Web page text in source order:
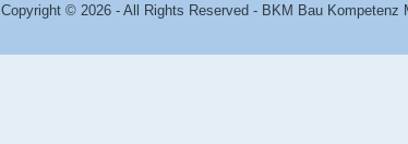
Copyright © 2026 - All Rights Reserved - BKM Bau Kompetenz